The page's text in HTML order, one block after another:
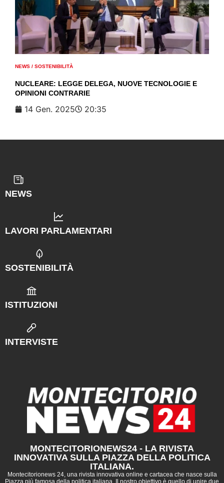
NEWS / SOSTENIBILITÀ
NUCLEARE: LEGGE DELEGA, NUOVE TECNOLOGIE E
OPINIONI CONTRARIE
14 Gen. 2025 20:35
NEWS
LAVORI PARLAMENTARI
SOSTENIBILITÀ
ISTITUZIONI
INTERVISTE
MONTECITORIONEWS24 - LA RIVISTA
INNOVATIVA SULLA PIAZZA DELLA POLITICA
ITALIANA.
Montecitorionews 24, una rivista innovativa online e cartacea che nasce sulla
Piazza più famosa della politica italiana. Il nostro obiettivo è quello di unire due